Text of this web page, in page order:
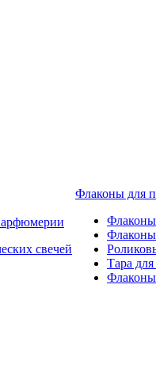
свечей
Флаконы для
Флаконы
Тара для
Флаконы